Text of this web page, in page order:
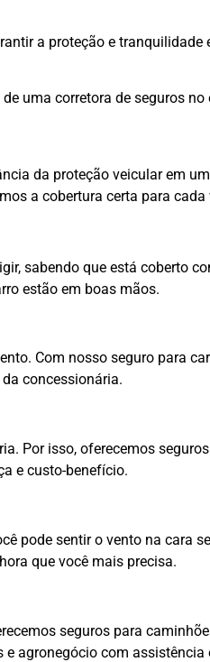
a proteção e
uma corretora de seguros
da proteção veicular em
a cobertura certa para
sabendo que está coberto
estão em boas mãos.
Com nosso seguro para
concessionária.
Por isso, oferecemos
e custo-benefício.
pode sentir o vento na cara
que você mais precisa.
seguros para
agronegócio com assistência